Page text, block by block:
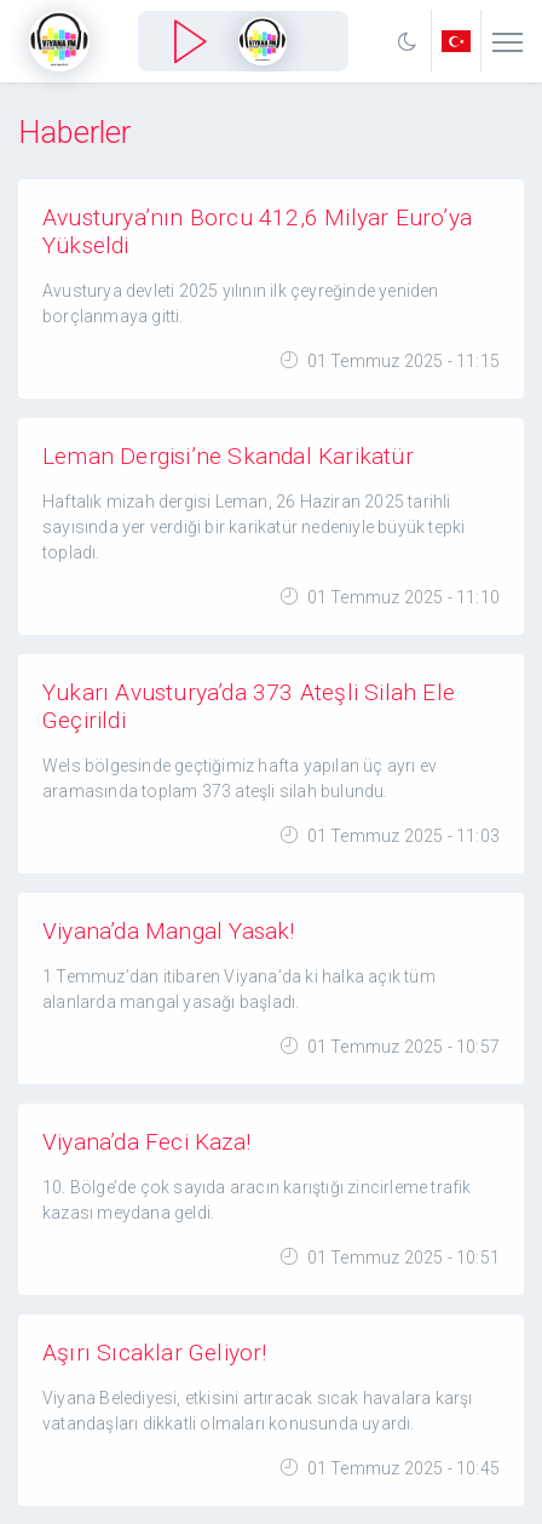
Haberler
Avusturya’nın Borcu 412,6 Milyar Euro’ya
Yükseldi
Avusturya devleti 2025 yılının ilk çeyreğinde yeniden
borçlanmaya gitti.
01 Temmuz 2025 - 11:15
Leman Dergisi’ne Skandal Karikatür
Haftalık mizah dergisi Leman, 26 Haziran 2025 tarihli
sayısında yer verdiği bir karikatür nedeniyle büyük tepki
topladı.
01 Temmuz 2025 - 11:10
Yukarı Avusturya’da 373 Ateşli Silah Ele
Geçirildi
Wels bölgesinde geçtiğimiz hafta yapılan üç ayrı ev
aramasında toplam 373 ateşli silah bulundu.
01 Temmuz 2025 - 11:03
Viyana’da Mangal Yasak!
1 Temmuz’dan itibaren Viyana’da ki halka açık tüm
alanlarda mangal yasağı başladı.
01 Temmuz 2025 - 10:57
Viyana’da Feci Kaza!
10. Bölge’de çok sayıda aracın karıştığı zincirleme trafik
kazası meydana geldi.
01 Temmuz 2025 - 10:51
Aşırı Sıcaklar Geliyor!
Viyana Belediyesi, etkisini artıracak sıcak havalara karşı
vatandaşları dikkatli olmaları konusunda uyardı.
01 Temmuz 2025 - 10:45